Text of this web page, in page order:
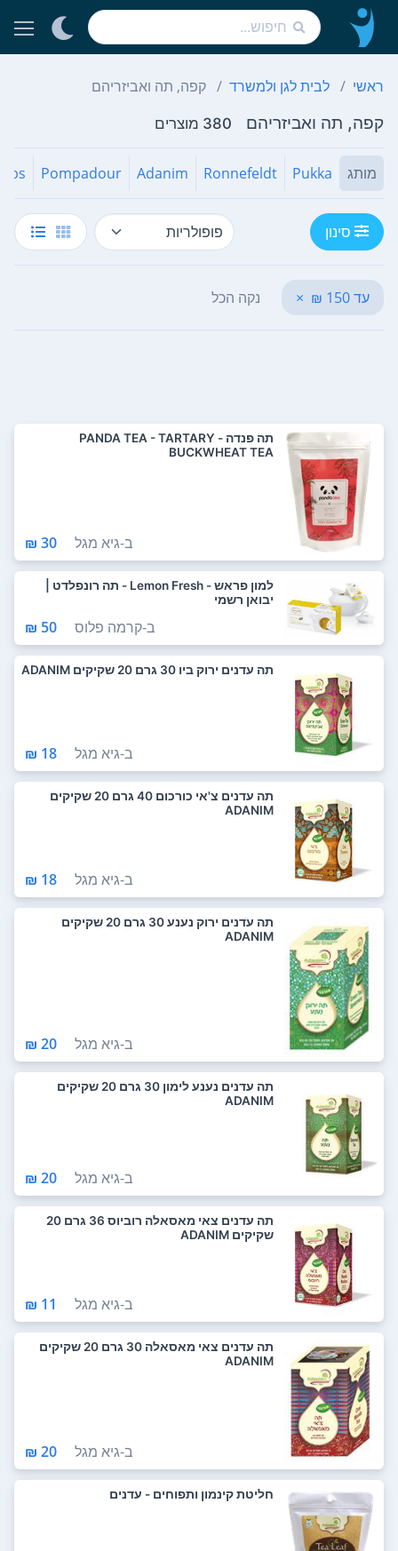
ראשי לבית לגן ולמשרד קפה, תה ואביזריהם
קפה, תה ואביזריהם 380 מוצרים
מותג Pukka
Ronnefeldt
Adanim
Pompadour
סינון
עד 150 ₪ × נקה הכל
תה פנדה - PANDA TEA - TARTARY
BUCKWHEAT TEA
ב-גיא מגל 30 ₪
למון פראש - Lemon Fresh - תה רונפלדט |
יבואן רשמי
ב-קרמה פלוס 50 ₪
תה עדנים ירוק ביו 30 גרם 20 שקיקים ADANIM
ב-גיא מגל 18 ₪
תה עדנים צ'אי כורכום 40 גרם 20 שקיקים
ADANIM
ב-גיא מגל 18 ₪
תה עדנים ירוק נענע 30 גרם 20 שקיקים
ADANIM
ב-גיא מגל 20 ₪
תה עדנים נענע לימון 30 גרם 20 שקיקים
ADANIM
ב-גיא מגל 20 ₪
תה עדנים צאי מאסאלה רוביוס 36 גרם 20
שקיקים ADANIM
ב-גיא מגל 11 ₪
תה עדנים צאי מאסאלה 30 גרם 20 שקיקים
ADANIM
ב-גיא מגל 20 ₪
חליטת קינמון ותפוחים - עדנים